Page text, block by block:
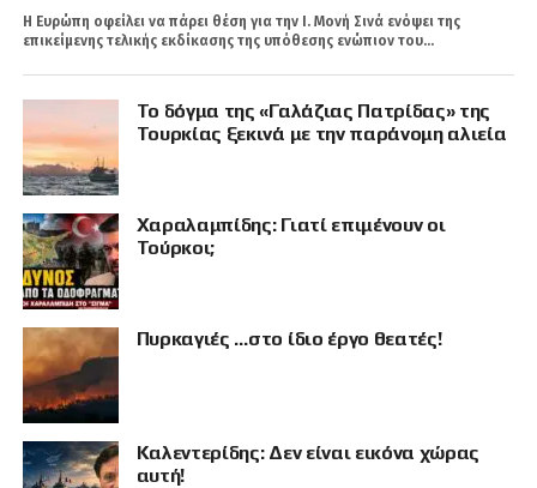
Η Ευρώπη οφείλει να πάρει θέση για την Ι. Μονή Σινά ενόψει της
επικείμενης τελικής εκδίκασης της υπόθεσης ενώπιον του...
Το δόγμα της «Γαλάζιας Πατρίδας» της
Τουρκίας ξεκινά με την παράνομη αλιεία
Χαραλαμπίδης: Γιατί επιμένουν οι
Τούρκοι;
Πυρκαγιές …στο ίδιο έργο θεατές!
Καλεντερίδης: Δεν είναι εικόνα χώρας
αυτή!